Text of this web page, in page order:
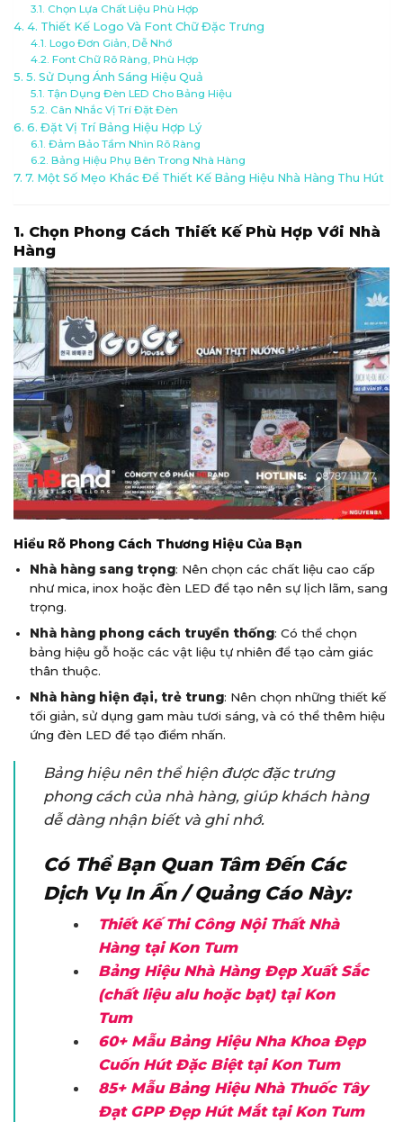
Chọn Lựa Chất Liệu Phù Hợp
4. Thiết Kế Logo Và Font Chữ Đặc Trưng
Logo Đơn Giản, Dễ Nhớ
Font Chữ Rõ Ràng, Phù Hợp
5. Sử Dụng Ánh Sáng Hiệu Quả
Tận Dụng Đèn LED Cho Bảng Hiệu
Cân Nhắc Vị Trí Đặt Đèn
6. Đặt Vị Trí Bảng Hiệu Hợp Lý
Đảm Bảo Tầm Nhìn Rõ Ràng
Bảng Hiệu Phụ Bên Trong Nhà Hàng
7. Một Số Mẹo Khác Để Thiết Kế Bảng Hiệu Nhà Hàng Thu Hút
1. Chọn Phong Cách Thiết Kế Phù Hợp Với Nhà
Hàng
Hiểu Rõ Phong Cách Thương Hiệu Của Bạn
Nhà hàng sang trọng: Nên chọn các chất liệu cao cấp
như mica, inox hoặc đèn LED để tạo nên sự lịch lãm, sang
trọng.
Nhà hàng phong cách truyền thống: Có thể chọn
bảng hiệu gỗ hoặc các vật liệu tự nhiên để tạo cảm giác
thân thuộc.
Nhà hàng hiện đại, trẻ trung: Nên chọn những thiết kế
tối giản, sử dụng gam màu tươi sáng, và có thể thêm hiệu
ứng đèn LED để tạo điểm nhấn.
Bảng hiệu nên thể hiện được đặc trưng
phong cách của nhà hàng, giúp khách hàng
dễ dàng nhận biết và ghi nhớ.
Có Thể Bạn Quan Tâm Đến Các
Dịch Vụ In Ấn / Quảng Cáo Này:
Thiết Kế Thi Công Nội Thất Nhà
Hàng tại Kon Tum
Bảng Hiệu Nhà Hàng Đẹp Xuất Sắc
(chất liệu alu hoặc bạt) tại Kon
Tum
60+ Mẫu Bảng Hiệu Nha Khoa Đẹp
Cuốn Hút Đặc Biệt tại Kon Tum
85+ Mẫu Bảng Hiệu Nhà Thuốc Tây
Đạt GPP Đẹp Hút Mắt tại Kon Tum